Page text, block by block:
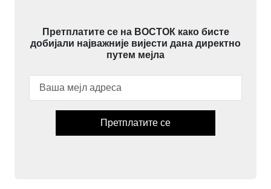
Претплатите се на ВОСТОК како бисте
добијали најважније вијести дана директно
путем мејла
Претплатите се